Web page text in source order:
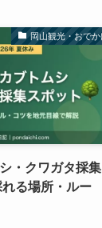
岡山観光・おでか
・クワガタ採
る場所・ルー